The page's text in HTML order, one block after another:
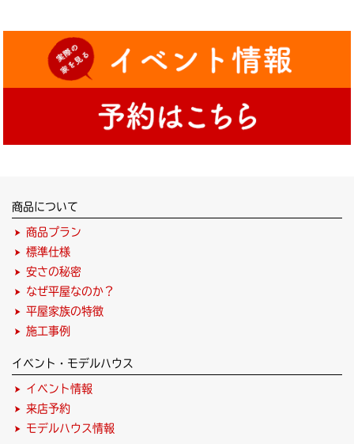
商品について
商品プラン
標準仕様
安さの秘密
なぜ平屋なのか？
平屋家族の特徴
施工事例
イベント・モデルハウス
イベント情報
来店予約
モデルハウス情報